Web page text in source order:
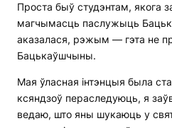
Проста быў студэнтам, якога
магчымасць паслужыць
аказалася, рэжым — гэта не
Бацькаўшчыны.
Мая ўласная інтэнцыя была
ксяндзоў пераследуюць, я
ведаю, што яны шукаюць у